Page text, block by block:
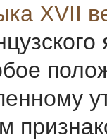
XVII